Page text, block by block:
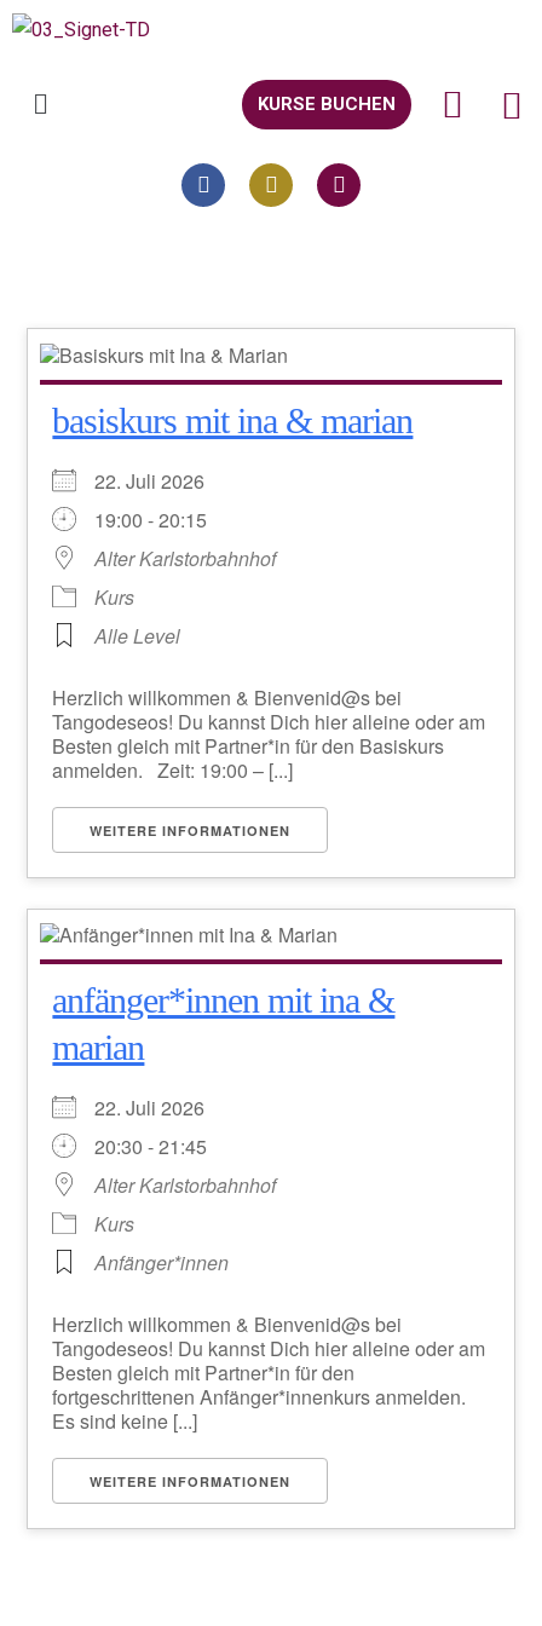
KURSE BUCHEN
basiskurs mit ina & marian
22. Juli 2026
19:00 - 20:15
Alter Karlstorbahnhof
Kurs
Alle Level
Herzlich willkommen & Bienvenid@s bei
Tangodeseos! Du kannst Dich hier alleine oder am
Besten gleich mit Partner*in für den Basiskurs
anmelden. Zeit: 19:00 – [...]
WEITERE INFORMATIONEN
anfänger*innen mit ina &
marian
22. Juli 2026
20:30 - 21:45
Alter Karlstorbahnhof
Kurs
Anfänger*innen
Herzlich willkommen & Bienvenid@s bei
Tangodeseos! Du kannst Dich hier alleine oder am
Besten gleich mit Partner*in für den
fortgeschrittenen Anfänger*innenkurs anmelden.
Es sind keine [...]
WEITERE INFORMATIONEN